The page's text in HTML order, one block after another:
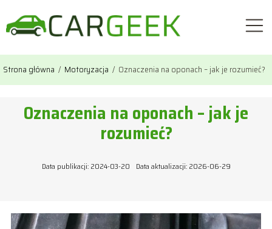
Strona główna / Motoryzacja / Oznaczenia na oponach – jak je rozumieć?
Oznaczenia na oponach – jak je
rozumieć?
Data publikacji: 2024-03-20 Data aktualizacji: 2026-06-29